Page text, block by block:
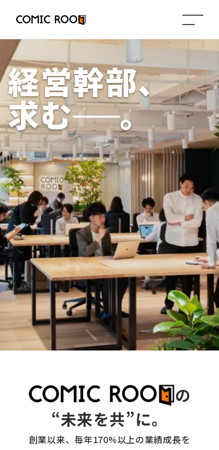
経営幹部、
求む 。
の
“未来を共”に。
創業以来、 毎年170%以上の業績成長を